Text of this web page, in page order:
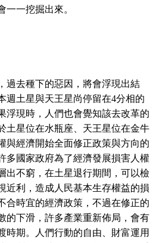
一一挖掘出來。
過去種下的惡因，將會浮現出結
週土星與天王星尚停留在4分相的
浮現時，人們也會覺知該去改革的
土星位在水瓶座、天王星位在金牛
與經濟開始全面修正政策與方向的
多國家政府為了經濟發展損害人權
出不窮，在土星退行期間，可以檢
近利，造成人民基本生存權益的損
合時宜的經濟政策，不過在修正的
的下滑，許多產業重新佈局，會有
時期。人們行動的自由、財富運用